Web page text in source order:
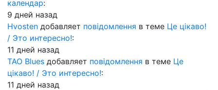
календар:
9 дней назад
Hvosten добавляет повідомлення в теме Це цікаво!
/ Это интересно!:
11 дней назад
ТАО Blues добавляет повідомлення в теме Це
цікаво! / Это интересно!:
11 дней назад